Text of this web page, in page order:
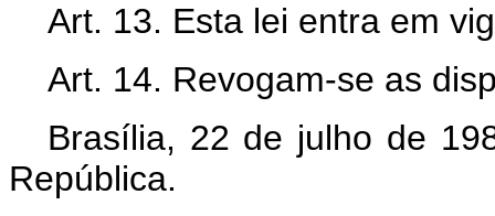
Art. 13. Esta lei entra em
Art. 14. Revogam-se as
Brasília, 22 de julho de
República.